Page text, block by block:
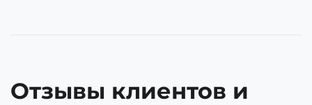
Отзывы клиентов и